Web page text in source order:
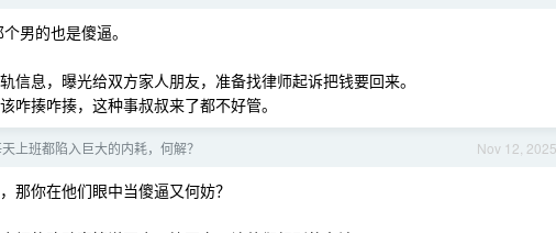
男的也是傻逼。
信息，曝光给双方家人朋友，准备找律师起诉把钱要回来。
咋揍咋揍，这种事叔叔来了都不好管。
Nov 12, 2025
上班都陷入巨大的内耗，何解？
那你在他们眼中当傻逼又何妨？